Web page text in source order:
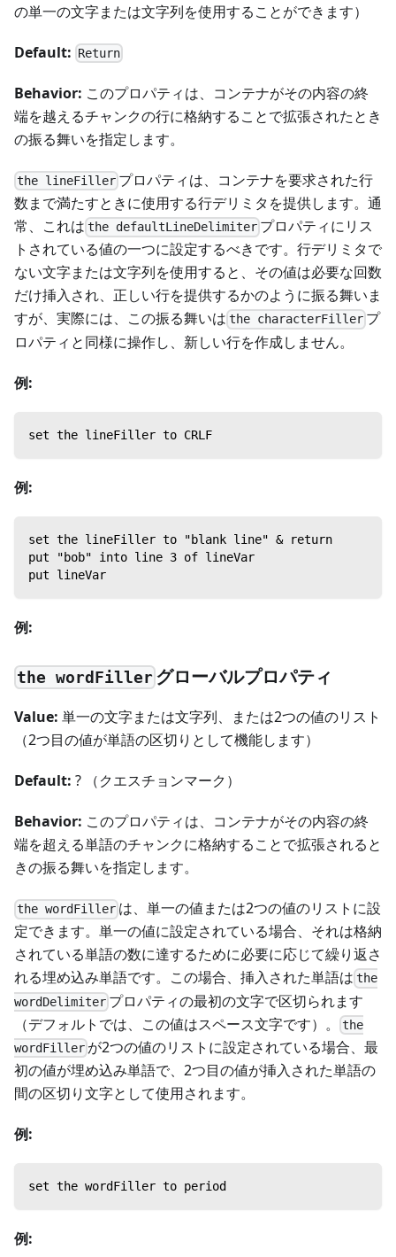
の単一の文字または文字列を使用することができます）
Default: Return
Behavior: このプロパティは、コンテナがその内容の終
端を越えるチャンクの行に格納することで拡張されたとき
の振る舞いを指定します。
the lineFiller プロパティは、コンテナを要求された行
数まで満たすときに使用する行デリミタを提供します。通
常、これは the defaultLineDelimiter プロパティにリス
トされている値の一つに設定するべきです。行デリミタで
ない文字または文字列を使用すると、その値は必要な回数
だけ挿入され、正しい行を提供するかのように振る舞いま
すが、実際には、この振る舞いは the characterFiller プ
ロパティと同様に操作し、新しい行を作成しません。
例:
set the lineFiller to CRLF
例:
set the lineFiller to "blank line" & return
put "bob" into line 3 of lineVar
put lineVar
例:
the wordFillerグローバルプロパティ
Value: 単一の文字または文字列、または2つの値のリスト
（2つ目の値が単語の区切りとして機能します）
Default: ? （クエスチョンマーク）
Behavior: このプロパティは、コンテナがその内容の終
端を超える単語のチャンクに格納することで拡張されると
きの振る舞いを指定します。
the wordFiller は、単一の値または2つの値のリストに設
定できます。単一の値に設定されている場合、それは格納
されている単語の数に達するために必要に応じて繰り返さ
れる埋め込み単語です。この場合、挿入された単語は the
wordDelimiter プロパティの最初の文字で区切られます
（デフォルトでは、この値はスペース文字です）。
the
wordFiller が2つの値のリストに設定されている場合、最
初の値が埋め込み単語で、2つ目の値が挿入された単語の
間の区切り文字として使用されます。
例:
set the wordFiller to period
例: